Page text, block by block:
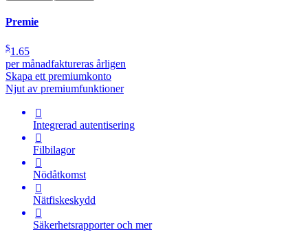
Premie
$1.65
per månadfaktureras årligen
Skapa ett premiumkonto
Njut av premiumfunktioner

Integrerad autentisering

Filbilagor

Nödåtkomst

Nätfiskeskydd

Säkerhetsrapporter och mer